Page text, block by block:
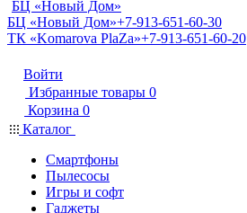
БЦ «Новый Дом»
БЦ «Новый Дом»+7-913-651-60-30
ТК «Komarova PlaZa»+7-913-651-60-20
Войти
Избранные товары 0
Корзина 0
Каталог
Смартфоны
Пылесосы
Игры и софт
Гаджеты